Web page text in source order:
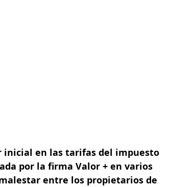
inicial en las tarifas del impuesto
por la firma Valor + en varios
entre los propietarios de